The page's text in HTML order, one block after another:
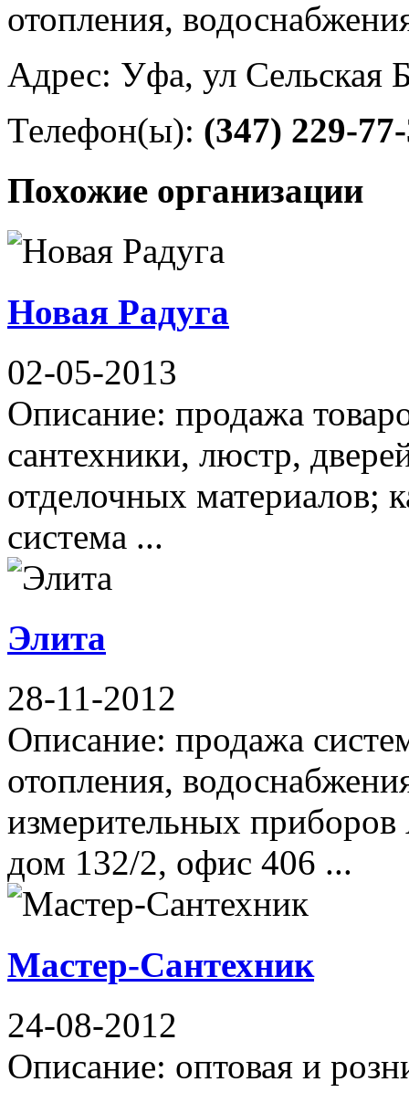
отопления,
Адрес: Уфа, ул Сельская
Телефон(ы): (347) 229-
Похожие организации
Новая Радуга
02-05-2013
Описание: продажа
сантехники, люстр,
отделочных материалов;
система ...
Элита
28-11-2012
Описание: продажа
отопления,
измерительных
дом 132/2, офис 406 ...
Мастер-Сантехник
24-08-2012
Описание: оптовая и